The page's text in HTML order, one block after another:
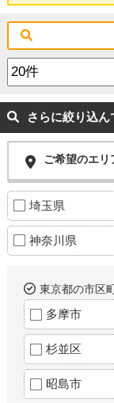
さらに絞り込ん
ご希望のエリ
埼玉県
神奈川県
東京都の市区
多摩市
杉並区
昭島市